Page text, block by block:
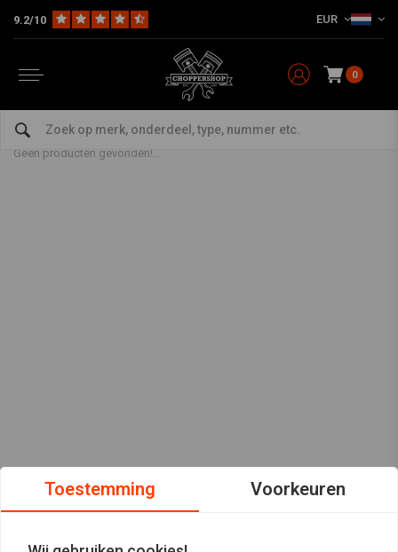
9.2/10 EUR
0
Producten getagd met moer
Home Tags moer
Geen producten gevonden!...
Toestemming Voorkeuren